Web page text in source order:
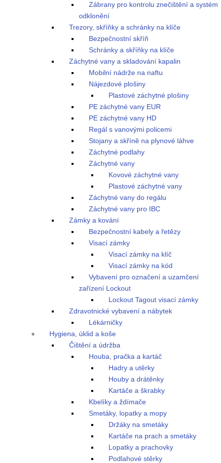
Zábrany pro kontrolu znečištění a systém
odklonění
Trezory, skříňky a schránky na klíče
Bezpečnostní skříň
Schránky a skříňky na klíče
Záchytné vany a skladování kapalin
Mobilní nádrže na naftu
Nájezdové plošiny
Plastové záchytné plošiny
PE záchytné vany EUR
PE záchytné vany HD
Regál s vanovými policemi
Stojany a skříně na plynové láhve
Záchytné podlahy
Záchytné vany
Kovové záchytné vany
Plastové záchytné vany
Záchytné vany do regálu
Záchytné vany pro IBC
Zámky a kování
Bezpečnostní kabely a řetězy
Visací zámky
Visací zámky na klíč
Visací zámky na kód
Vybavení pro označení a uzamčení
zařízení Lockout
Lockout Tagout visací zámky
Zdravotnické vybavení a nábytek
Lékárničky
Hygiena, úklid a koše
Čištění a údržba
Houba, pračka a kartáč
Hadry a utěrky
Houby a drátěnky
Kartáče a škrabky
Kbelíky a ždímače
Smetáky, lopatky a mopy
Držáky na smetáky
Kartáče na prach a smetáky
Lopatky a prachovky
Podlahové stěrky